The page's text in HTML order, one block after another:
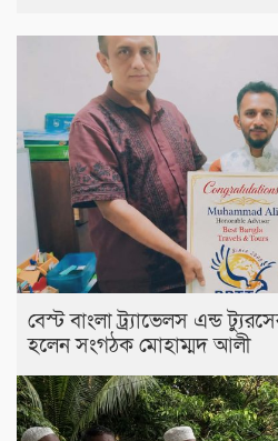
বেস্ট বাংলা ট্র্যাভেলস এন্ড
হলেন সংগঠক মোহাম্মদ আলী